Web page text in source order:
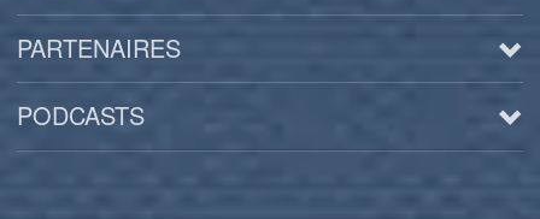
PARTENAIRES
PODCASTS